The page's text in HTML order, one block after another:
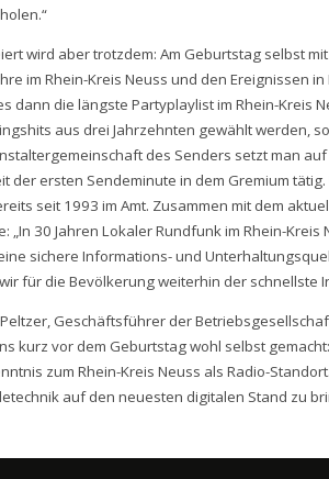
wird aber trotzdem: Am Geburtstag selbst
im Rhein-Kreis Neuss und den Ereignissen
dann die längste Partyplaylist im Rhein-Kreis
aus drei Jahrzehnten gewählt werden,
des Senders setzt man
der ersten Sendeminute in dem Gremium
seit 1993 im Amt. Zusammen mit dem
„In 30 Jahren Lokaler Rundfunk im Rhein-
sichere Informations- und
für die Bevölkerung weiterhin der schnellste
Geschäftsführer der
kurz vor dem Geburtstag wohl selbst
zum Rhein-Kreis Neuss als Radio-
auf den neuesten digitalen Stand zu